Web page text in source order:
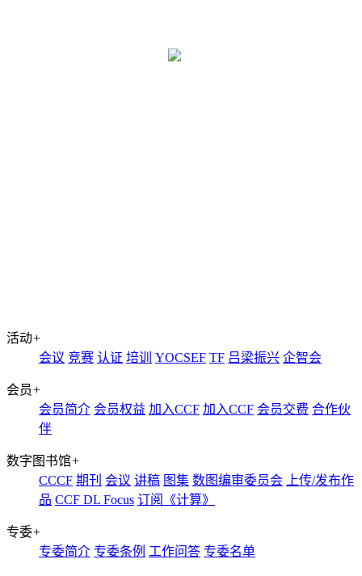
活动+
会议 竞赛 认证 培训 YOCSEF TF 吕梁振兴 企智会
会员+
会员简介 会员权益 加入CCF 加入CCF 会员交费 合作伙
伴
数字图书馆+
CCCF 期刊 会议 讲稿 图集 数图编审委员会
上传/发布作
品 CCF DL Focus 订阅《计算》
专委+
专委简介 专委条例 工作问答 专委名单